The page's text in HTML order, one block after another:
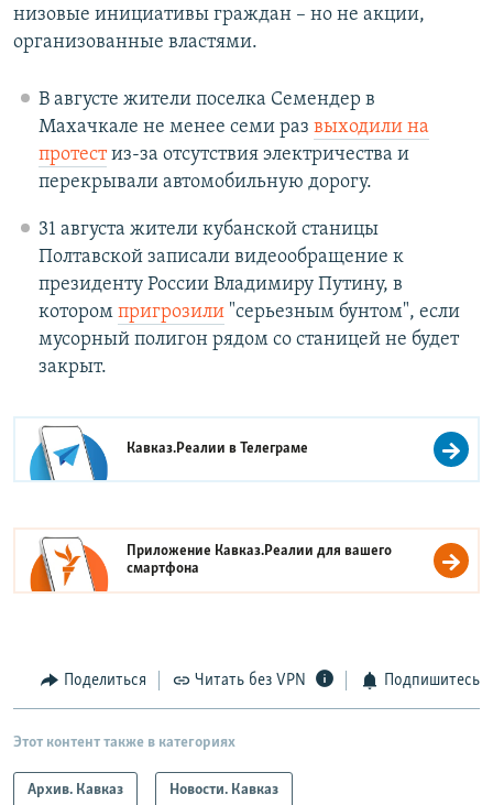
низовые инициативы граждан – но не акции,
организованные властями.
В августе жители поселка Семендер в
Махачкале не менее семи раз выходили на
протестиз-за отсутствия электричества и
перекрывали автомобильную дорогу.
31 августа жители кубанской станицы
Полтавской записали видеообращение к
президенту России Владимиру Путину, в
котором пригрозили"серьезным бунтом", если
мусорный полигон рядом со станицей не будет
закрыт.
Кавказ.Реалии вТелеграме
Приложение Кавказ.Реалии для вашего
смартфона
Поделиться Читать без VPN Подпишитесь
Этот контент также в категориях
Архив. Кавказ Новости. Кавказ